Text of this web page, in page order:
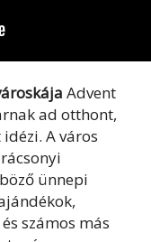
Advent
ad otthont,
A város
ünnepi
számos más